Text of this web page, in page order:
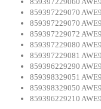
859397229070
859397229070
859397229072
859397229080
859397229081
859396229290
859398329051
859398329050
859396229210